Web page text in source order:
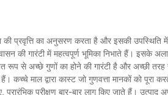
की प्रवृत्ति का अनुसरण करता है और इसकी
गारंटी में महत्वपूर्ण भूमिका निभाते हैं। इसके अलावा,
रूप से अच्छे गुणों का होने की गारंटी है और अच्छी
माल द्वारा कास्ट जो गुणवत्ता मानकों को पूरा
प्रारंभिक परीक्षण बार-बार लागू किए जाते हैं।